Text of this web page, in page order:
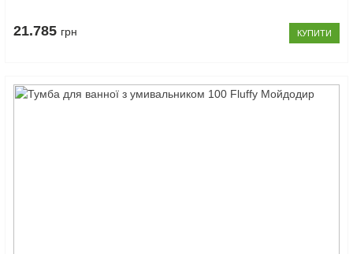
21.785 грн КУПИТИ